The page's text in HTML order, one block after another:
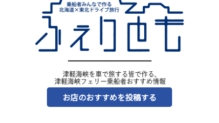
お店のおすすめを投稿する